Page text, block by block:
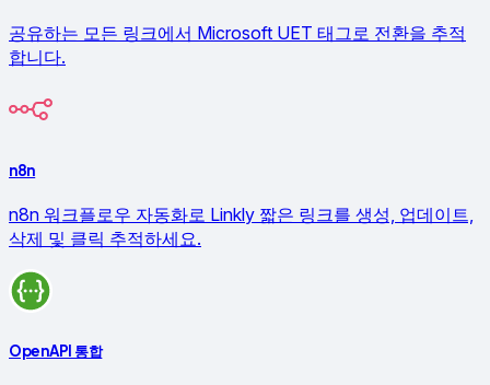
공유하는 모든 링크에서 Microsoft UET 태그로 전환을 추적
합니다.
n8n
n8n 워크플로우 자동화로 Linkly 짧은 링크를 생성, 업데이트,
삭제 및 클릭 추적하세요.
OpenAPI 통합